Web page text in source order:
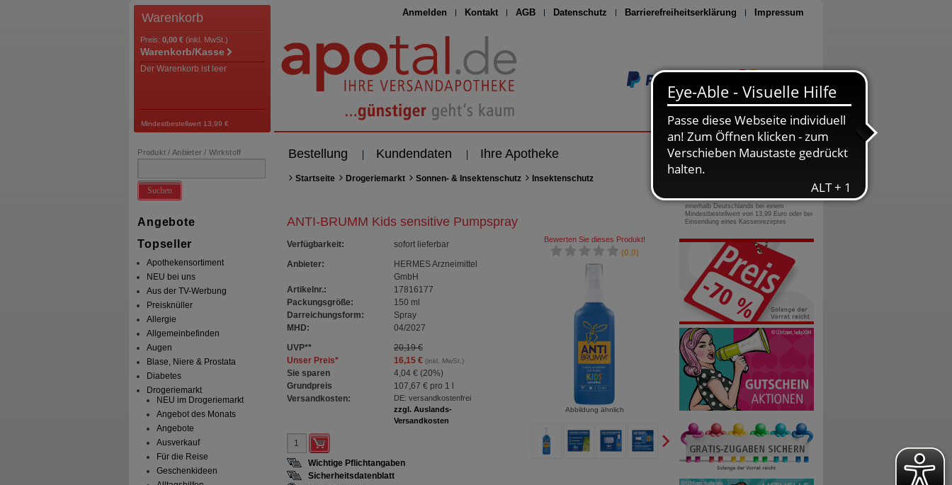
Anmelden Kontakt AGB Datenschutz Barrierefreiheitserklärung Impressum
Seite drucken
Warenkorb
Preis: 0,00 € (inkl. MwSt.)
Warenkorb/Kasse
Der Warenkorb ist leer
Mindestbestellwert 13,99 €
Bestellung Kundendaten Ihre Apotheke
Produkt / Anbieter / Wirkstoff
Suchen
Angebote
Topseller
Apothekensortiment
NEU bei uns
Aus der TV-Werbung
Preisknüller
Allergie
Allgemeinbefinden
Augen
Blase, Niere & Prostata
Diabetes
Drogeriemarkt
NEU im Drogeriemarkt
Angebot des Monats
Angebote
Ausverkauf
Für die Reise
Geschenkideen
Startseite Drogeriemarkt Sonnen- & Insektenschutz Insektenschutz
ANTI-BRUMM Kids sensitive Pumpspray
Verfügbarkeit:
sofort lieferbar
Anbieter:
HERMES Arzneimittel
GmbH
Artikelnr.:
17816177
Packungsgröße:
150 ml
Darreichungsform:
Spray
MHD:
04/2027
UVP**
20,19 €
Unser Preis* 16,15 €(inkl. MwSt.)
Sie sparen 4,04 € (20%)
Grundpreis
107,67 €pro 1 l
Versandkosten:
DE: versandkostenfrei
zzgl. Auslands-
Versandkosten
Bewerten Sie dieses Produkt!
(0.0)
Abbildung ähnlich
Wichtige Pflichtangaben
Sicherheitsdatenblatt
0800-10 11 422
gebührenfreie Rufnummer
innerhalb Deutschlands bei einem
Mindestbestellwert von 13,99 Euro oder bei
Einsendung eines Kassenrezeptes